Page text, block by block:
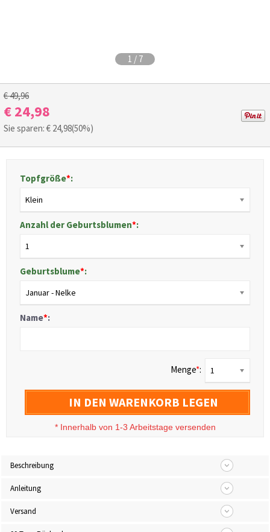
1 / 7
€ 49,96
€ 24,98
Sie sparen: € 24,98(50%)
Topfgröße*:
Klein
Anzahl der Geburtsblumen*:
1
Geburtsblume*:
Januar - Nelke
Name*:
Menge*: 1
IN DEN WARENKORB LEGEN
* Innerhalb von 1-3 Arbeitstage versenden
Beschreibung
Anleitung
Versand